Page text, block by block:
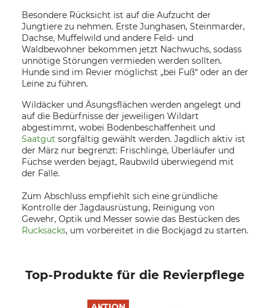
Besondere Rücksicht ist auf die Aufzucht der
Jungtiere zu nehmen. Erste Junghasen, Steinmarder,
Dachse, Muffelwild und andere Feld- und
Waldbewohner bekommen jetzt Nachwuchs, sodass
unnötige Störungen vermieden werden sollten.
Hunde sind im Revier möglichst „bei Fuß“ oder an der
Leine zu führen.
Wildäcker und Äsungsflächen werden angelegt und
auf die Bedürfnisse der jeweiligen Wildart
abgestimmt, wobei Bodenbeschaffenheit und
Saatgut sorgfältig gewählt werden. Jagdlich aktiv ist
der März nur begrenzt: Frischlinge, Überläufer und
Füchse werden bejagt, Raubwild überwiegend mit
der Falle.
Zum Abschluss empfiehlt sich eine gründliche
Kontrolle der Jagdausrüstung, Reinigung von
Gewehr, Optik und Messer sowie das Bestücken des
Rucksacks, um vorbereitet in die Bockjagd zu starten.
Top-Produkte für die Revierpflege